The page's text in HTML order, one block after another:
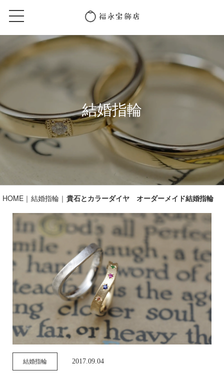
結婚指輪
HOME 結婚指輪 貴石とカラーダイヤ オーダーメイド結婚指輪
結婚指輪 2017.09.04